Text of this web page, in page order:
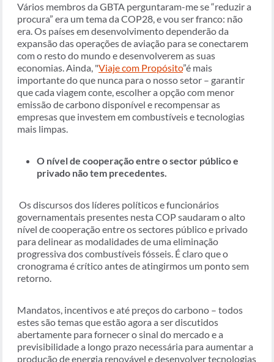
Vários membros da GBTA perguntaram-me se “reduzir a
procura” era um tema da COP28, e vou ser franco: não
era. Os países em desenvolvimento dependerão da
expansão das operações de aviação para se conectarem
com o resto do mundo e desenvolverem as suas
economias. Ainda, "Viaje com Propósito”é mais
importante do que nunca para o nosso setor – garantir
que cada viagem conte, escolher a opção com menor
emissão de carbono disponível e recompensar as
empresas que investem em combustíveis e tecnologias
mais limpas.
O nível de cooperação entre o sector público e
privado não tem precedentes.
Os discursos dos líderes políticos e funcionários
governamentais presentes nesta COP saudaram o alto
nível de cooperação entre os sectores público e privado
para delinear as modalidades de uma eliminação
progressiva dos combustíveis fósseis. É claro que o
cronograma é crítico antes de atingirmos um ponto sem
retorno.
Mandatos, incentivos e até preços do carbono – todos
estes são temas que estão agora a ser discutidos
abertamente para fornecer o sinal do mercado e a
previsibilidade a longo prazo necessária para aumentar a
produção de energia renovável e desenvolver tecnologias